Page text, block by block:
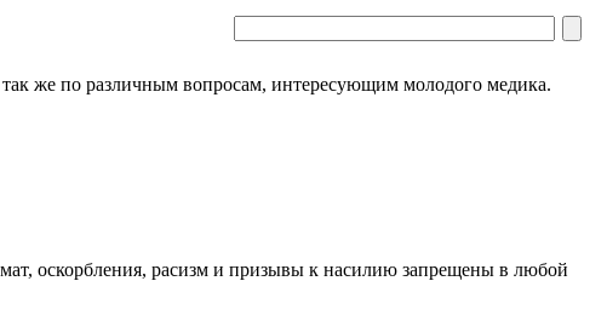
же по различным вопросам, интересующим молодого медика.
оскорбления, расизм и призывы к насилию запрещены в любой